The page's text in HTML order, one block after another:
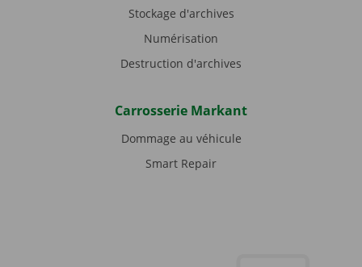
Stockage d'archives
Numérisation
Destruction d'archives
Carrosserie Markant
Dommage au véhicule
Smart Repair